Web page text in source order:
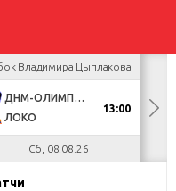
Владимира Цыплакова
ДНМ-ОЛИМПИК
ЛОКО
13:00
Сб, 08.08.26